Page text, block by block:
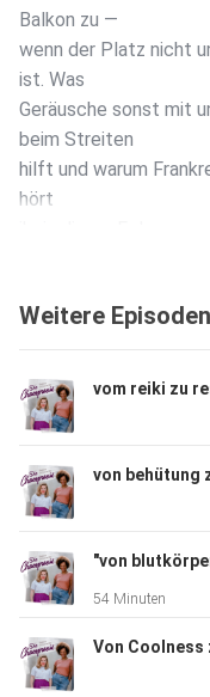
Balkon zu —
wenn der Platz nicht
ist. Was
Geräusche sonst mit
beim Streiten
hilft und warum
hört
shownotes:
Formel 1 Feature:
https://
„Kleine Momente in
Weitere Episoden
vom reiki zu
von behütung
"von
54 Minuten
Von Coolness